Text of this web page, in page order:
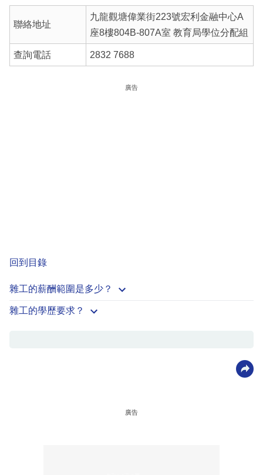
聯絡地址
九龍觀塘偉業街223號宏利金融中心A
座8樓804B-807A室 教育局學位分配組
查詢電話 2832 7688
廣告
回到目錄
雜工的薪酬範圍是多少？
雜工的學歷要求？
廣告